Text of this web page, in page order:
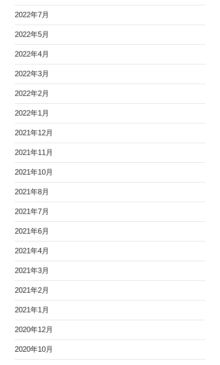
2022年7月
2022年5月
2022年4月
2022年3月
2022年2月
2022年1月
2021年12月
2021年11月
2021年10月
2021年8月
2021年7月
2021年6月
2021年4月
2021年3月
2021年2月
2021年1月
2020年12月
2020年10月